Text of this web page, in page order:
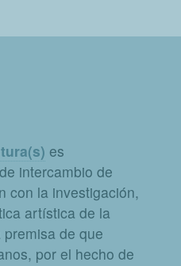
es
intercambio de
con la investigación,
artística de la
de que
por el hecho de